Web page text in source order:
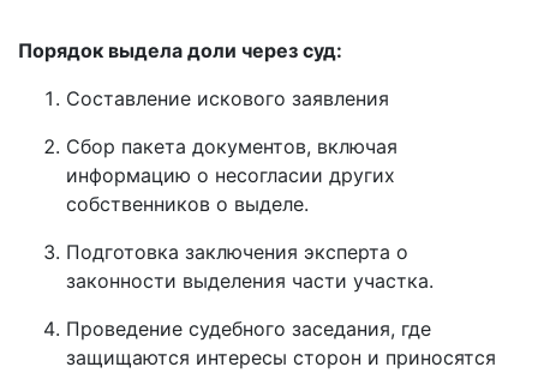
Порядок выдела доли через суд:
Составление искового заявления
Сбор пакета документов, включая
информацию о несогласии других
собственников о выделе.
Подготовка заключения эксперта о
законности выделения части участка.
Проведение судебного заседания, где
защищаются интересы сторон и приносятся